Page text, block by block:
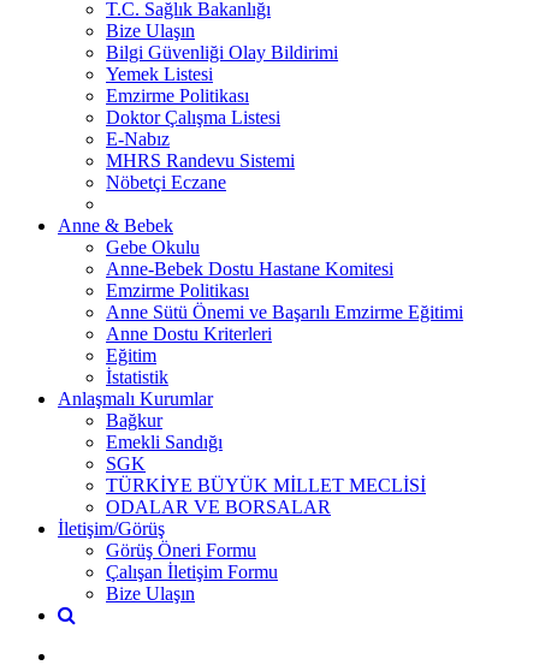
T.C. Sağlık Bakanlığı
Bize Ulaşın
Bilgi Güvenliği Olay Bildirimi
Yemek Listesi
Emzirme Politikası
Doktor Çalışma Listesi
E-Nabız
MHRS Randevu Sistemi
Nöbetçi Eczane
Anne & Bebek
Gebe Okulu
Anne-Bebek Dostu Hastane Komitesi
Emzirme Politikası
Anne Sütü Önemi ve Başarılı Emzirme Eğitimi
Anne Dostu Kriterleri
Eğitim
İstatistik
Anlaşmalı Kurumlar
Bağkur
Emekli Sandığı
SGK
TÜRKİYE BÜYÜK MİLLET MECLİSİ
ODALAR VE BORSALAR
İletişim/Görüş
Görüş Öneri Formu
Çalışan İletişim Formu
Bize Ulaşın